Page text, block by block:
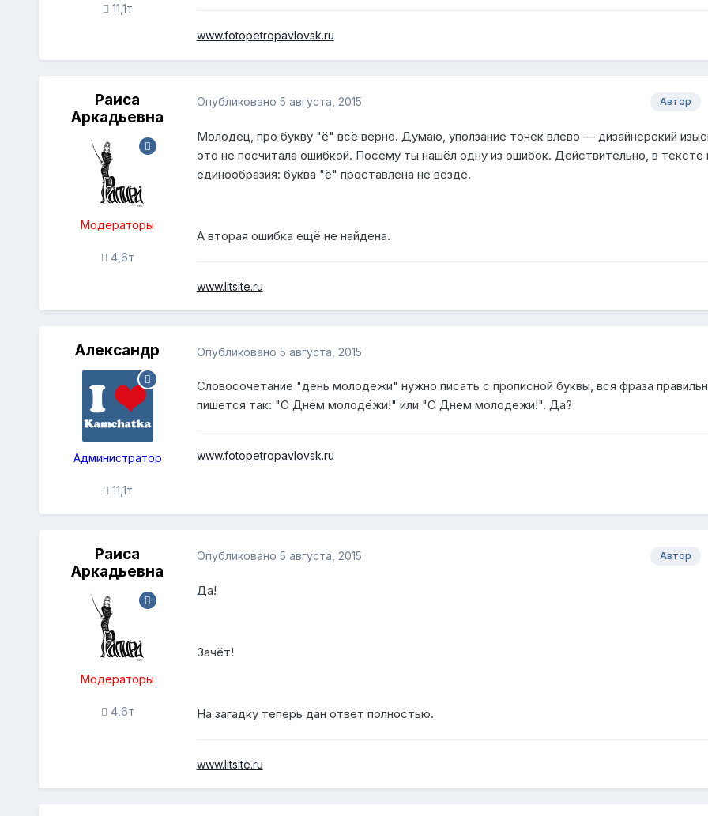
11,1т
www.fotopetropavlovsk.ru
Раиса
Аркадьевна
Модераторы
4,6т
Автор
Опубликовано 5 августа, 2015
Молодец, про букву "ё" всё верно. Думаю, уползание точек влево — дизайнерский
это не посчитала ошибкой. Посему ты нашёл одну из ошибок. Действительно, в тексте
единообразия: буква "ё" проставлена не везде.
А вторая ошибка ещё не найдена.
www.litsite.ru
Александр
Администратор
11,1т
Опубликовано 5 августа, 2015
Словосочетание "день молодежи" нужно писать с прописной буквы, вся фраза
пишется так: "С Днём молодёжи!" или "С Днем молодежи!". Да?
www.fotopetropavlovsk.ru
Раиса
Аркадьевна
Модераторы
4,6т
Автор
Опубликовано 5 августа, 2015
Да!
Зачёт!
На загадку теперь дан ответ полностью.
www.litsite.ru